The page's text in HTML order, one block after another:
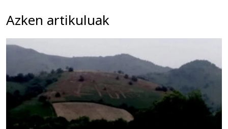
Azken artikuluak